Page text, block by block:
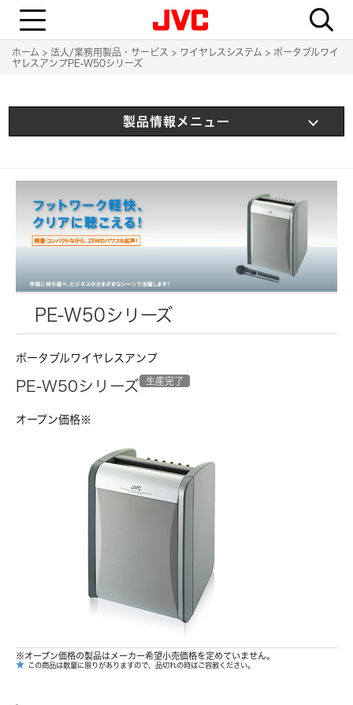
T
l
e
a
n
ホーム 法人/業務用製品・サービス ワイヤレスシステム
ポータブルワイ
ヤレスアンプPE-W50シリーズ
製品情報メニュー
PE-W50シリーズ
ポータブルワイヤレスアンプ
PE-W50シリーズ 生産完了
オープン価格※
※オープン価格の製品はメーカー希望小売価格を定めていません。
★ この商品は数量に限りがありますので、品切れの時はご容赦ください。